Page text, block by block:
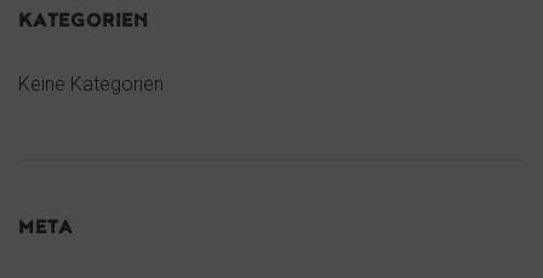
KATEGORIEN
Keine Kategorien
META